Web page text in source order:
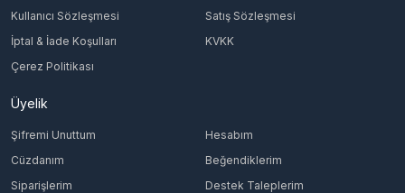
Kullanıcı Sözleşmesi
Satış Sözleşmesi
İptal & İade Koşulları
KVKK
Çerez Politikası
Üyelik
Şifremi Unuttum
Hesabım
Cüzdanım
Beğendiklerim
Siparişlerim
Destek Taleplerim